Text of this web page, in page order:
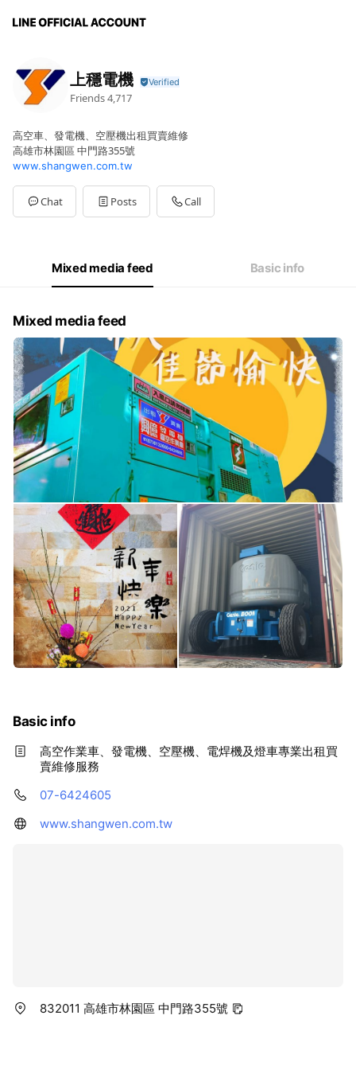
上穩電機
Friends4,717
高空車、發電機、空壓機出租買賣維修
高雄市林園區 中門路355號
www.shangwen.com.tw
Chat Posts Call
Mixed media feed Basic info
Mixed media feed
Basic info
高空作業車、發電機、空壓機、電焊機及燈車專業出租買
賣維修服務
07-6424605
www.shangwen.com.tw
832011 高雄市林園區 中門路355號